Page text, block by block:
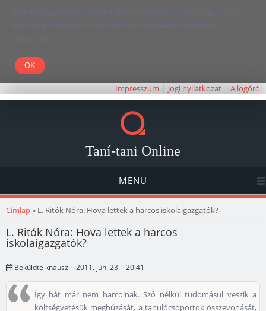
Kedves Olvasó! Weboldalunk böngészésével Ön elfogadja, hogy a
felhasználói élmény javítása céljából cookie-kat használunk.
Köszönjük!
Impresszum Jogi nyilatkozat A logóról
Taní-tani Online
MENU
Jelenlegi hely
Címlap» L. Ritók Nóra: Hova lettek a harcos iskolaigazgatók?
L. Ritók Nóra: Hova lettek a harcos
iskolaigazgatók?
Beküldte knauszi - 2011. jún. 23. - 20:41
Így hát már nem harcolnak. Szó nélkül tudomásul veszik a
költségvetésük meghúzását, a tanulócsoportok összevonását,